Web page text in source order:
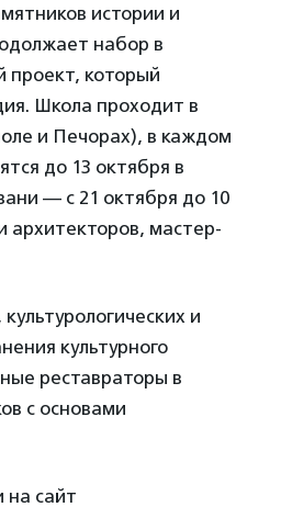
истории и
набор в
проект, который
Школа проходит в
и Печорах), в каждом
до 13 октября в
— с 21 октября до 10
архитекторов, мастер-
и
культурного
реставраторы в
с основами
на сайт